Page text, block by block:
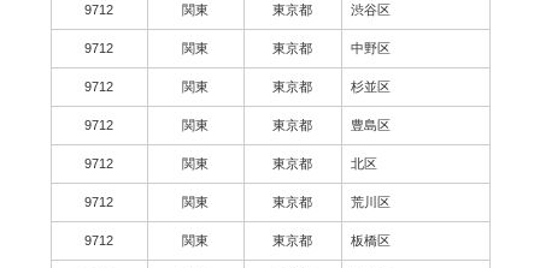
9712 関東 東京都 渋谷区
9712 関東 東京都 中野区
9712 関東 東京都 杉並区
9712 関東 東京都 豊島区
9712 関東 東京都 北区
9712 関東 東京都 荒川区
9712 関東 東京都 板橋区